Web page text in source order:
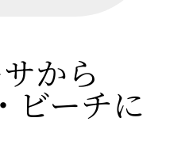
から
ビーチに